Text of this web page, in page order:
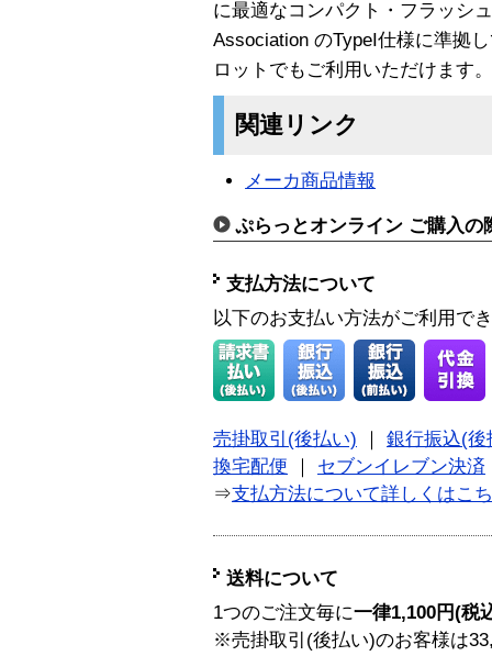
に最適なコンパクト・フラッシ
Association のTypeI仕様に準拠
ロットでもご利用いただけます
関連リンク
メーカ商品情報
ぷらっとオンライン ご購入の
支払方法について
以下のお支払い方法がご利用で
売掛取引(後払い)
銀行振込(後
換宅配便
セブンイレブン決済
⇒支払方法について詳しくはこ
送料について
1つのご注文毎に一律1,100円(税
※売掛取引(後払い)のお客様は